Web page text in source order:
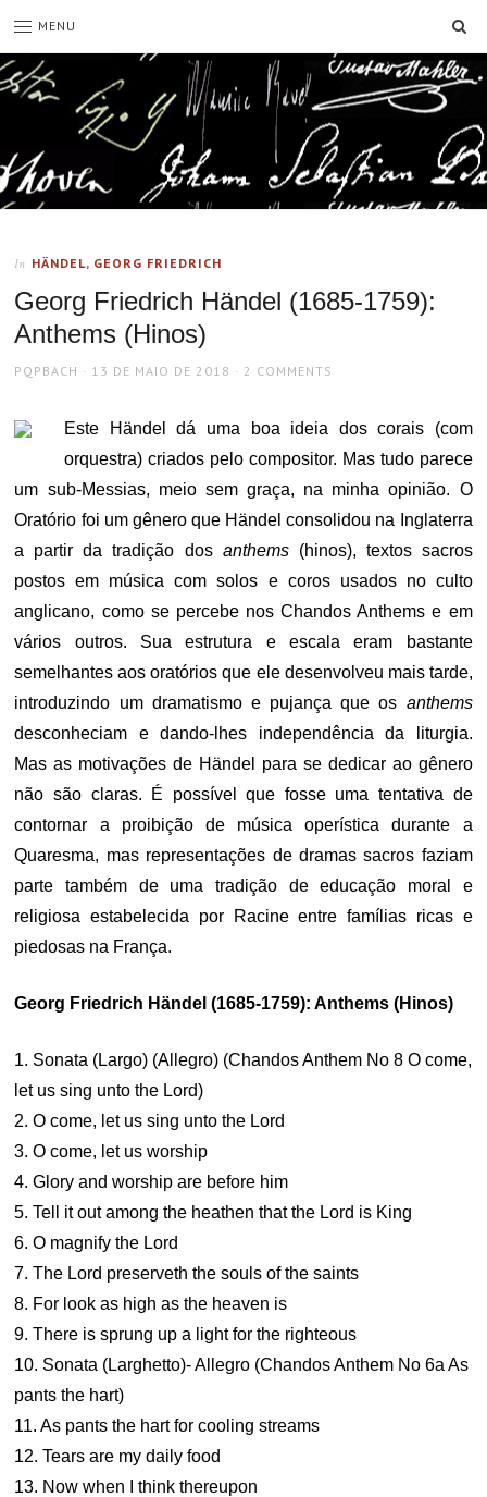
MENU
In HÄNDEL, GEORG FRIEDRICH
Georg Friedrich Händel (1685-1759):
Anthems (Hinos)
AUTHOR
PQPBACH
POSTED
13 DE MAIO DE 2018 2 COMMENTS
Este Händel dá uma boa ideia dos corais (com
orquestra) criados pelo compositor. Mas tudo parece
um sub-Messias, meio sem graça, na minha opinião. O
Oratório foi um gênero que Händel consolidou na Inglaterra
a partir da tradição dos anthems (hinos), textos sacros
postos em música com solos e coros usados no culto
anglicano, como se percebe nos Chandos Anthems e em
vários outros. Sua estrutura e escala eram bastante
semelhantes aos oratórios que ele desenvolveu mais tarde,
introduzindo um dramatismo e pujança que os anthems
desconheciam e dando-lhes independência da liturgia.
Mas as motivações de Händel para se dedicar ao gênero
não são claras. É possível que fosse uma tentativa de
contornar a proibição de música operística durante a
Quaresma, mas representações de dramas sacros faziam
parte também de uma tradição de educação moral e
religiosa estabelecida por Racine entre famílias ricas e
piedosas na França.
Georg Friedrich Händel (1685-1759): Anthems (Hinos)
1. Sonata (Largo) (Allegro) (Chandos Anthem No 8 O come,
let us sing unto the Lord)
2. O come, let us sing unto the Lord
3. O come, let us worship
4. Glory and worship are before him
5. Tell it out among the heathen that the Lord is King
6. O magnify the Lord
7. The Lord preserveth the souls of the saints
8. For look as high as the heaven is
9. There is sprung up a light for the righteous
10. Sonata (Larghetto)- Allegro (Chandos Anthem No 6a As
pants the hart)
11. As pants the hart for cooling streams
12. Tears are my daily food
13. Now when I think thereupon